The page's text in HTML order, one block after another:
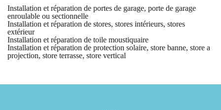
Installation et réparation de portes de garage, porte de garage
enroulable ou sectionnelle
Installation et réparation de stores, stores intérieurs, stores
extérieur
Installation et réparation de toile moustiquaire
Installation et réparation de protection solaire, store banne, store a
projection, store terrasse, store vertical